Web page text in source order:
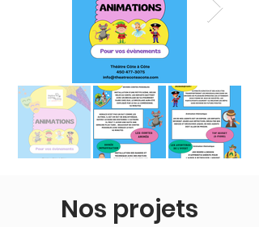
Nos projets